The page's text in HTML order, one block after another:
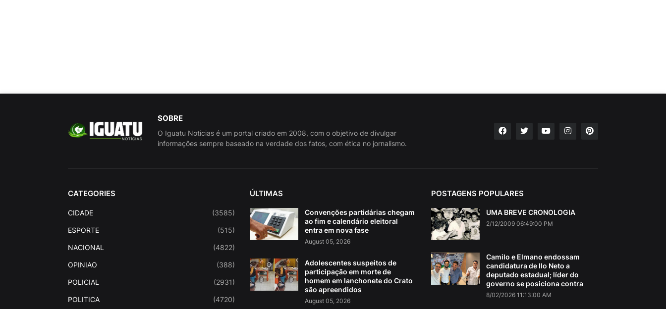
SOBRE
O Iguatu Noticias é um portal criado em 2008, com o objetivo de divulgar
informações sempre baseado na verdade dos fatos, com ética no jornalismo.
CATEGORIES
CIDADE (3585)
ESPORTE (515)
NACIONAL (4822)
OPINIAO (388)
POLICIAL (2931)
POLITICA (4720)
ÚLTIMAS
Convenções partidárias chegam
ao fim e calendário eleitoral
entra em nova fase
August 05, 2026
Adolescentes suspeitos de
participação em morte de
homem em lanchonete do Crato
são apreendidos
August 05, 2026
POSTAGENS POPULARES
UMA BREVE CRONOLOGIA
2/12/2009 06:49:00 PM
Camilo e Elmano endossam
candidatura de Ilo Neto a
deputado estadual; líder do
governo se posiciona contra
8/02/2026 11:13:00 AM